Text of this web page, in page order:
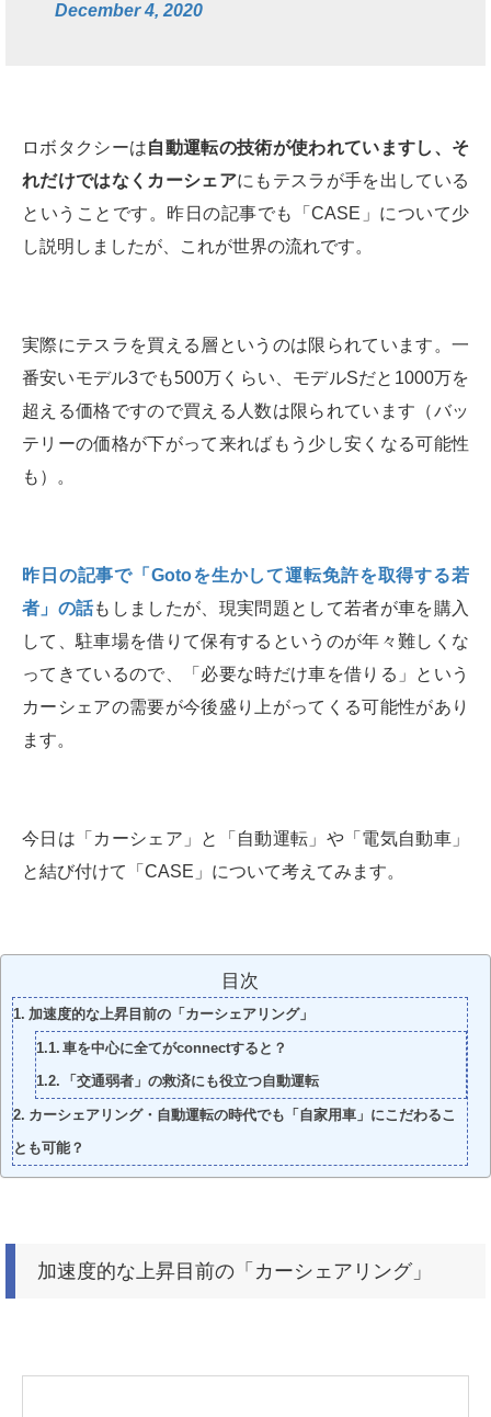
December 4, 2020
ロボタクシーは自動運転の技術が使われていますし、そ
れだけではなくカーシェアにもテスラが手を出している
ということです。昨日の記事でも「CASE」について少
し説明しましたが、これが世界の流れです。
実際にテスラを買える層というのは限られています。一
番安いモデル3でも500万くらい、モデルSだと1000万を
超える価格ですので買える人数は限られています（バッ
テリーの価格が下がって来ればもう少し安くなる可能性
も）。
昨日の記事で「Gotoを生かして運転免許を取得する若
者」の話もしましたが、現実問題として若者が車を購入
して、駐車場を借りて保有するというのが年々難しくな
ってきているので、「必要な時だけ車を借りる」という
カーシェアの需要が今後盛り上がってくる可能性があり
ます。
今日は「カーシェア」と「自動運転」や「電気自動車」
と結び付けて「CASE」について考えてみます。
目次
加速度的な上昇目前の「カーシェアリング」
車を中心に全てがconnectすると？
「交通弱者」の救済にも役立つ自動運転
カーシェアリング・自動運転の時代でも「自家用車」にこだわるこ
とも可能？
加速度的な上昇目前の「カーシェアリング」